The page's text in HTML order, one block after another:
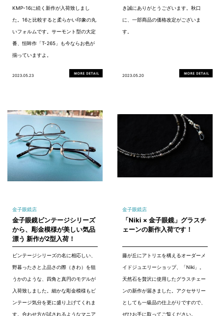
KMP-16に続く新作が入荷致しまし
た。16と比較すると柔らかい印象の丸
いフォルムです。サーモント型の大定
番、恒眸作「T-265」も今ならお色が
揃っていますよ。
2023.05.23
き誠にありがとうございます。秋口
に、一部商品の価格改定がございま
す。
2023.05.20
金子眼鏡店
金子眼鏡ビンテージシリーズ
から、彫金模様が美しい気品
漂う 新作が2型入荷！
ビンテージシリーズの名に相応しい、
野暮ったさと上品さの際（きわ）を狙
うかのような、四角と真円のモデルが
入荷致しました。細かな彫金模様もビ
ンテージ気分を更に盛り上げてくれま
す。合わせ方が試されるようなマニア
金子眼鏡店
「Niki × 金子眼鏡」グラスチ
ェーンの新作入荷です！
藤が丘にアトリエを構えるオーダーメ
イドジュエリーショップ、「Niki」。
天然石を贅沢に使用したグラスチェー
ンの新作が届きました。アクセサリー
としても一級品の仕上がりですので、
ぜひお手に取ってご覧ください。